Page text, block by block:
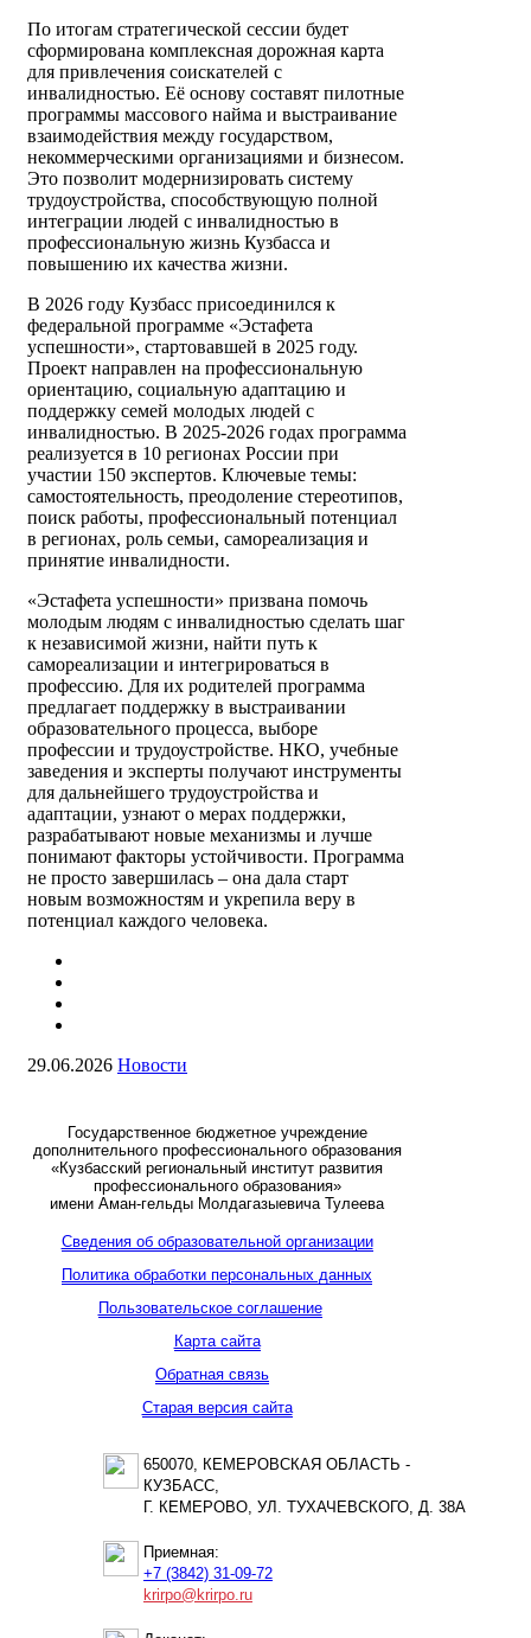
По итогам стратегической сессии будет
сформирована комплексная дорожная карта
для привлечения соискателей с
инвалидностью. Её основу составят пилотные
программы массового найма и выстраивание
взаимодействия между государством,
некоммерческими организациями и бизнесом.
Это позволит модернизировать систему
трудоустройства, способствующую полной
интеграции людей с инвалидностью в
профессиональную жизнь Кузбасса и
повышению их качества жизни.
В 2026 году Кузбасс присоединился к
федеральной программе «Эстафета
успешности», стартовавшей в 2025 году.
Проект направлен на профессиональную
ориентацию, социальную адаптацию и
поддержку семей молодых людей с
инвалидностью. В 2025-2026 годах программа
реализуется в 10 регионах России при
участии 150 экспертов. Ключевые темы:
самостоятельность, преодоление стереотипов,
поиск работы, профессиональный потенциал
в регионах, роль семьи, самореализация и
принятие инвалидности.
«Эстафета успешности» призвана помочь
молодым людям с инвалидностью сделать шаг
к независимой жизни, найти путь к
самореализации и интегрироваться в
профессию. Для их родителей программа
предлагает поддержку в выстраивании
образовательного процесса, выборе
профессии и трудоустройстве. НКО, учебные
заведения и эксперты получают инструменты
для дальнейшего трудоустройства и
адаптации, узнают о мерах поддержки,
разрабатывают новые механизмы и лучше
понимают факторы устойчивости. Программа
не просто завершилась – она дала старт
новым возможностям и укрепила веру в
потенциал каждого человека.
29.06.2026 Новости
Государственное бюджетное учреждение
дополнительного профессионального образования
«Кузбасский региональный институт развития
профессионального образования»
имени Аман-гельды Молдагазыевича Тулеева
Сведения об образовательной организации
Политика обработки персональных данных
Пользовательское соглашение
Карта сайта
Обратная связь
Старая версия сайта
650070, КЕМЕРОВСКАЯ ОБЛАСТЬ -
КУЗБАСС,
Г. КЕМЕРОВО, УЛ. ТУХАЧЕВСКОГО, Д. 38А
Приемная:
+7 (3842) 31-09-72
krirpo@krirpo.ru